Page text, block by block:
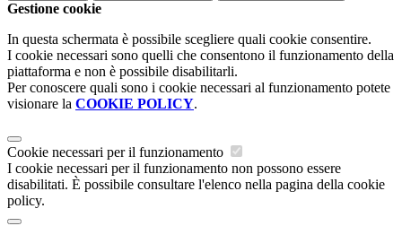
Gestione cookie
In questa schermata è possibile scegliere quali cookie consentire.
I cookie necessari sono quelli che consentono il funzionamento della
piattaforma e non è possibile disabilitarli.
Per conoscere quali sono i cookie necessari al funzionamento potete
visionare la COOKIE POLICY.
Cookie necessari per il funzionamento
I cookie necessari per il funzionamento non possono essere
disabilitati. È possibile consultare l'elenco nella pagina della cookie
policy.